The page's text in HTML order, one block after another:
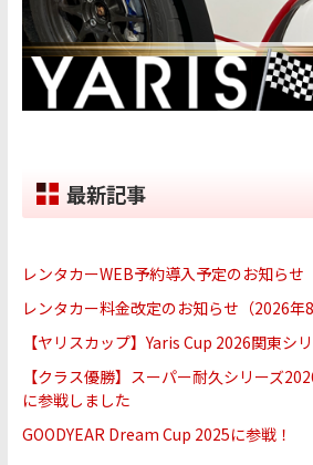
最新記事
レンタカーWEB予約導入予定のお知らせ
レンタカー料金改定のお知らせ（2026年
【ヤリスカップ】Yaris Cup 2026関東シ
【クラス優勝】スーパー耐久シリーズ
に参戦しました
GOODYEAR Dream Cup 2025に参戦！